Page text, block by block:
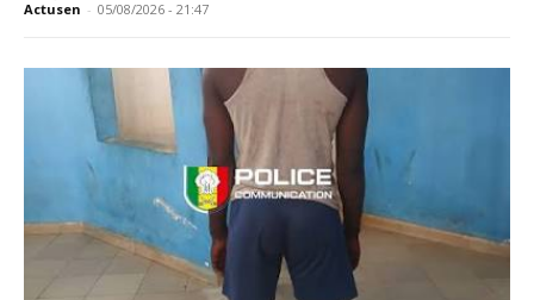
Actusen - 05/08/2026 - 21:47